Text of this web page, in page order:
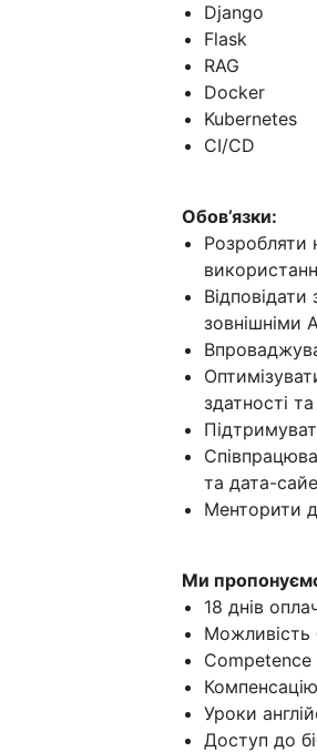
Django
Flask
RAG
Docker
Kubernetes
CI/CD
Обов’язки:
Розробляти
зовнішніми
здатності
та дата-
Менторити
Ми
18 днів
Можливість
Competence
Уроки
Доступ до